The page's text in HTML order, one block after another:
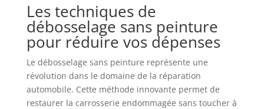
Les techniques de
débosselage sans peinture
pour réduire vos dépenses
Le débosselage sans peinture représente une
révolution dans le domaine de la réparation
automobile. Cette méthode innovante permet de
restaurer la carrosserie endommagée sans toucher à